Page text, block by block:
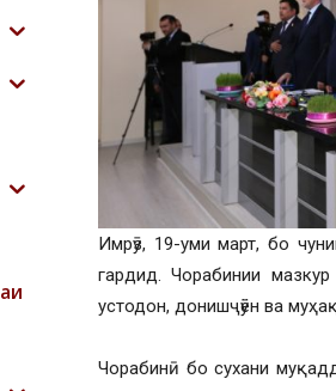
Имрӯз, 19-уми март, бо
гардид. Чорабинии
устодон, донишҷӯён ва
Чорабинӣ бо сухани